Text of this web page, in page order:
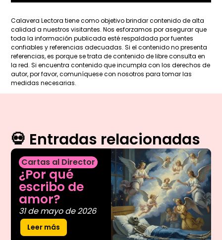
Calavera Lectora tiene como objetivo brindar contenido de alta
calidad a nuestros visitantes. Nos esforzamos por asegurar que
toda la información publicada esté respaldada por fuentes
confiables y referencias adecuadas. Si el contenido no presenta
referencias, es porque se trata de contenido de libre consulta en
la red. Si encuentra contenido que incumpla con los derechos de
autor, por favor, comuníquese con nosotros para tomar las
medidas necesarias.
💀 Entradas relacionadas
Cartas al Director
¿Por qué
escribo de
amor?
31 de mayo de 2026
Leer más